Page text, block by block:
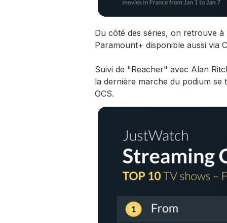
Du côté des séries, on retrouve
Paramount+ disponible aussi via
Suivi de "Reacher" avec Alan
la dernière marche du podium
OCS.